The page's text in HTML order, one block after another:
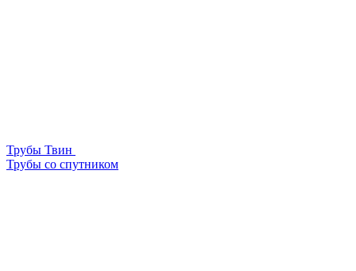
Трубы Твин
Трубы со спутником